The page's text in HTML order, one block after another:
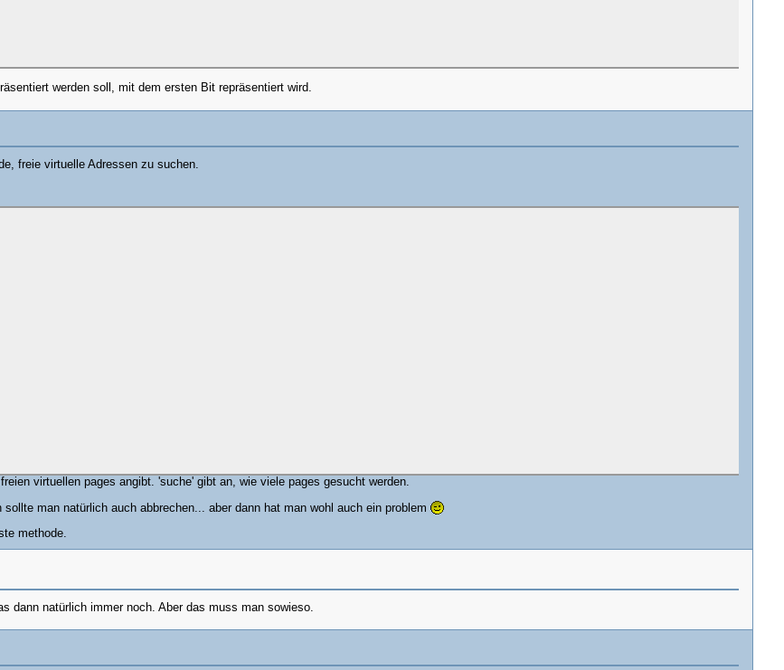
werden soll, mit dem ersten Bit repräsentiert wird.
freie virtuelle Adressen zu suchen.
virtuellen pages angibt. 'suche' gibt an, wie viele pages gesucht werden.
man natürlich auch abbrechen... aber dann hat man wohl auch ein problem
methode.
dann natürlich immer noch. Aber das muss man sowieso.